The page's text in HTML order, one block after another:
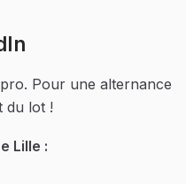
Pour une alternance
du lot !
Lille :